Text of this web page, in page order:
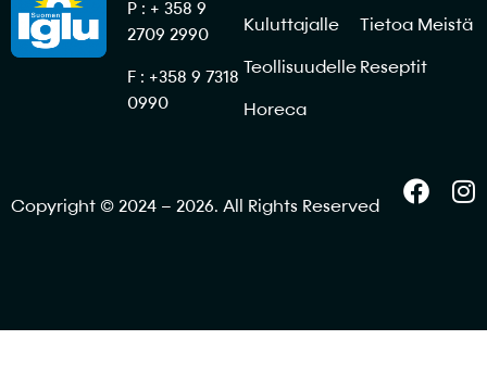
P : + 358 9
2709 2990
F : +358 9 7318
0990
Kuluttajalle
Teollisuudelle
Horeca
Tietoa Meistä
Reseptit
Copyright © 2024 – 2026. All Rights Reserved